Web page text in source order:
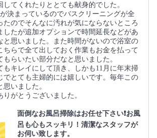
してくれたりととても献身的でした。
決まっているのでバスクリーニングが全
たのでそんなに汚れが気にならないところ
したが追加オプションで時間延長などがあ
と思いました。また時間がないので浴室の
ちらで全て出しておく作業もお金を払って
もらいたい部分だなと思いました。
もキレイにして頂き、しかも11月に年末掃
でとても主婦的には嬉しいです。毎年この
いました。
りがとうございました。
面倒なお風呂掃除はお任せ下さい❗️お風
呂も心もスッキリ！清潔なスタッフが
お伺い致します。